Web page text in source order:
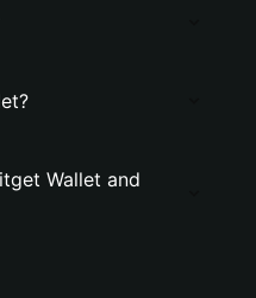
Wallet and